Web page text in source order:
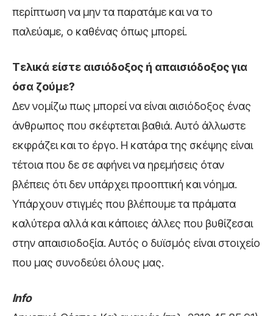
περίπτωση να μην τα παρατάμε και να το
παλεύαμε, ο καθένας όπως μπορεί.
Τελικά είστε αισιόδοξος ή απαισιόδοξος για
όσα ζούμε?
Δεν νομίζω πως μπορεί να είναι αισιόδοξος ένας
άνθρωπος που σκέφτεται βαθιά. Αυτό άλλωστε
εκφράζει και το έργο. Η κατάρα της σκέψης είναι
τέτοια που δε σε αφήνει να ηρεμήσεις όταν
βλέπεις ότι δεν υπάρχει προοπτική και νόημα.
Υπάρχουν στιγμές που βλέπουμε τα πράματα
καλύτερα αλλά και κάποιες άλλες που βυθίζεσαι
στην απαισιοδοξία. Αυτός ο δυϊσμός είναι στοιχείο
που μας συνοδεύει όλους μας.
Info